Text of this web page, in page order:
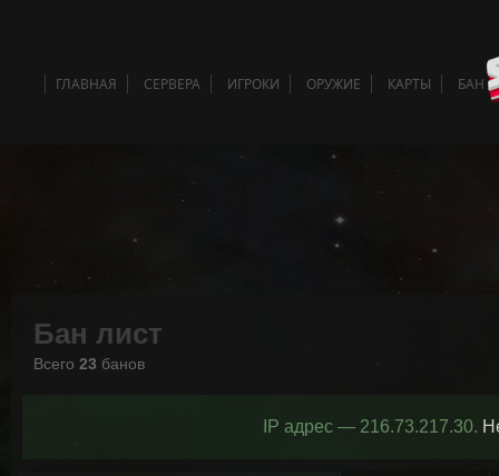
ГЛАВНАЯ СЕРВЕРА ИГРОКИ ОРУЖИЕ КАРТЫ БАН
Бан лист
Всего 23 банов
IP адрес — 216.73.217.30.